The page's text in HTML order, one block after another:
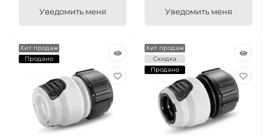
Уведомить меня Уведомить меня
Хит продаж
Продано
Хит продаж
Скидка
Продано